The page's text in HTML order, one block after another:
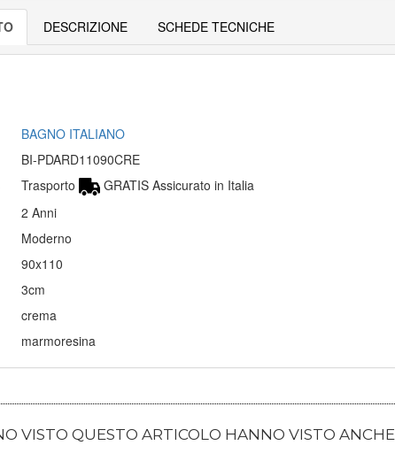
DESCRIZIONE SCHEDE TECNICHE
BAGNO ITALIANO
BI-PDARD11090CRE
Trasporto
GRATIS Assicurato in Italia
2 Anni
Moderno
90x110
3cm
crema
marmoresina
VISTO QUESTO ARTICOLO HANNO VISTO ANCHE